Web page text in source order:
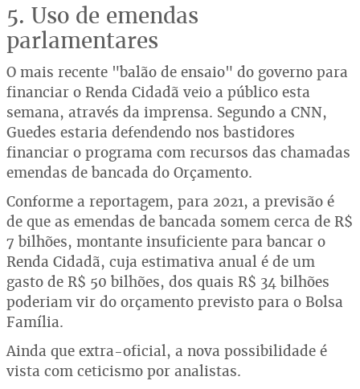
5. Uso de emendas
parlamentares
O mais recente "balão de ensaio" do governo para
financiar o Renda Cidadã veio a público esta
semana, através da imprensa. Segundo a CNN,
Guedes estaria defendendo nos bastidores
financiar o programa com recursos das chamadas
emendas de bancada do Orçamento.
Conforme a reportagem, para 2021, a previsão é
de que as emendas de bancada somem cerca de R$
7 bilhões, montante insuficiente para bancar o
Renda Cidadã, cuja estimativa anual é de um
gasto de R$ 50 bilhões, dos quais R$ 34 bilhões
poderiam vir do orçamento previsto para o Bolsa
Família.
Ainda que extra-oficial, a nova possibilidade é
vista com ceticismo por analistas.